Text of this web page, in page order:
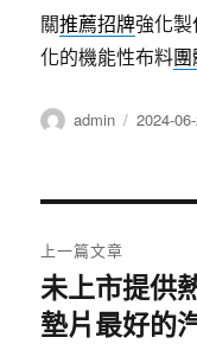
關推薦招牌強化
化的機能性布料
作
admin
發
2024-
章
導
上一篇文章
上
一
未上市提供
墊片最好的